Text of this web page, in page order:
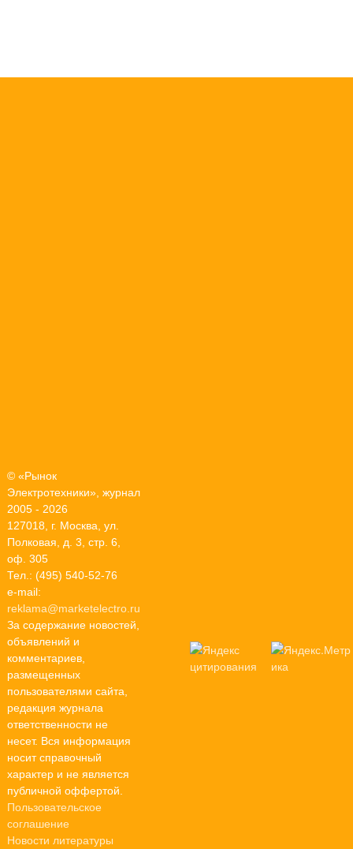
© «Рынок
Электротехники», журнал
2005 - 2026
127018, г. Москва, ул.
Полковая, д. 3, стр. 6,
оф. 305
Тел.: (495) 540-52-76
e-mail:
reklama@marketelectro.ru
За содержание новостей,
объявлений и
комментариев,
размещенных
пользователями сайта,
редакция журнала
ответственности не
несет. Вся информация
носит справочный
характер и не является
публичной оффертой.
Пользовательское
соглашение
Новости литературы